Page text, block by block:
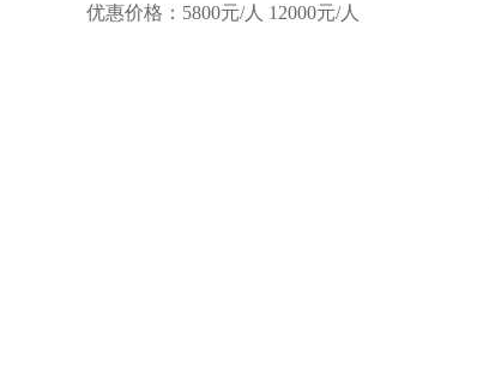
优惠价格：5800元/人 12000元/人